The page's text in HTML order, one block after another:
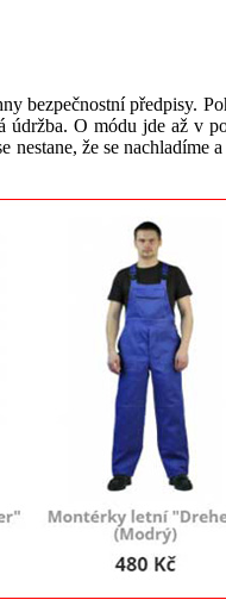
bezpečnostní předpisy.
O módu jde až v
že se nachladíme